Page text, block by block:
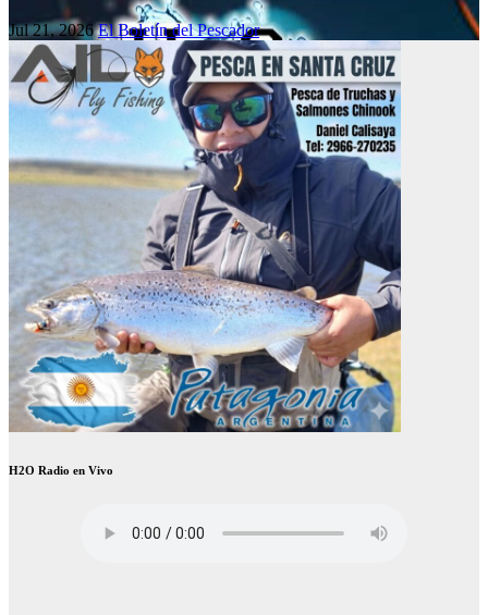
Jul 21, 2026El Boletín del Pescador
H2O Radio en Vivo